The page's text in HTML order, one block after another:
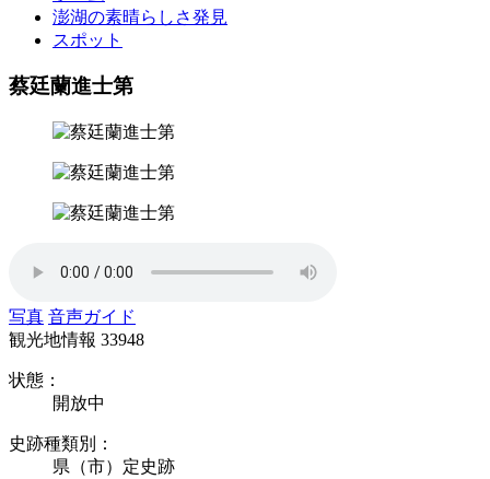
澎湖の素晴らしさ発見
スポット
蔡廷蘭進士第
写真 音声ガイド
観光地情報 33948
状態：
開放中
史跡種類別：
県（市）定史跡